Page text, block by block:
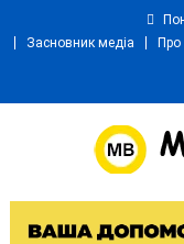
Засновник медіа
Про
Ми